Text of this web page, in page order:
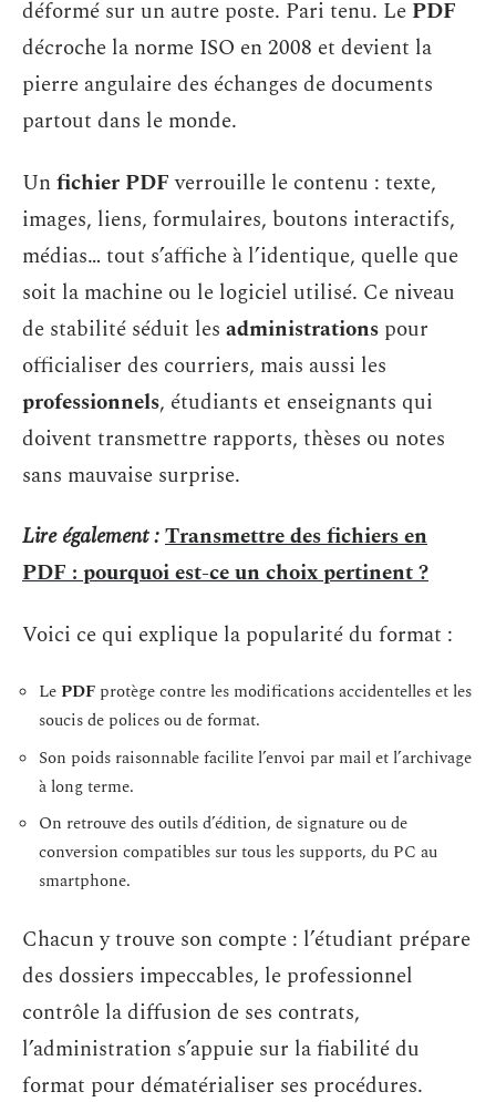
déformé sur un autre poste. Pari tenu. Le PDF
décroche la norme ISO en 2008 et devient la
pierre angulaire des échanges de documents
partout dans le monde.
Unfichier PDFverrouille le contenu : texte,
images, liens, formulaires, boutons interactifs,
médias… tout s’affiche à l’identique, quelle que
soit la machine ou le logiciel utilisé. Ce niveau
de stabilité séduit les administrations pour
officialiser des courriers, mais aussi les
professionnels, étudiants et enseignants qui
doivent transmettre rapports, thèses ou notes
sans mauvaise surprise.
Lire également :Transmettre des fichiers en
PDF : pourquoi est-ce un choix pertinent ?
Voici ce qui explique la popularité du format :
Le PDF protège contre les modifications accidentelles et les
soucis de polices ou de format.
Son poids raisonnable facilite l’envoi par mail et l’archivage
à long terme.
On retrouve des outils d’édition, de signature ou de
conversion compatibles sur tous les supports, du PC au
smartphone.
Chacun y trouve son compte : l’étudiant prépare
des dossiers impeccables, le professionnel
contrôle la diffusion de ses contrats,
l’administration s’appuie sur la fiabilité du
format pour dématérialiser ses procédures.